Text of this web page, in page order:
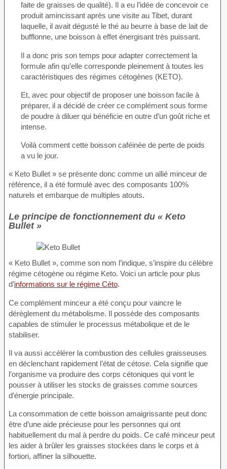
faite de graisses de qualité). Il a eu l’idée de concevoir ce
produit amincissant après une visite au Tibet, durant
laquelle, il avait dégusté le thé au beurre à base de lait de
bufflonne, une boisson à effet énergisant très puissant.
Il a donc pris son temps pour adapter correctement la
formule afin qu’elle corresponde pleinement à toutes les
caractéristiques des régimes cétogènes (KETO).
Et, avec pour objectif de proposer une boisson facile à
préparer, il a décidé de créer ce complément sous forme
de poudre à diluer qui bénéficie en outre d’un goût riche et
intense.
Voilà comment cette boisson caféinée de perte de poids
a vu le jour.
« Keto Bullet » se présente donc comme un allié minceur de
référence, il a été formulé avec des composants 100%
naturels et embarque de multiples atouts.
Le principe de fonctionnement du « Keto
Bullet »
« Keto Bullet », comme son nom l’indique, s’inspire du célèbre
régime cétogène ou régime Keto. Voici un article pour plus
d’informations sur le régime Céto.
Ce complément minceur a été conçu pour vaincre le
dérèglement du métabolisme. Il possède des composants
capables de stimuler le processus métabolique et de le
stabiliser.
Il va aussi accélérer la combustion des cellules graisseuses
en déclenchant rapidement l’état de cétose. Cela signifie que
l’organisme va produire des corps cétoniques qui vont le
pousser à utiliser les stocks de graisses comme sources
d’énergie principale.
La consommation de cette boisson amaigrissante peut donc
être d’une aide précieuse pour les personnes qui ont
habituellement du mal à perdre du poids. Ce café minceur peut
les aider à brûler les graisses stockées dans le corps et à
fortiori, affiner la silhouette.